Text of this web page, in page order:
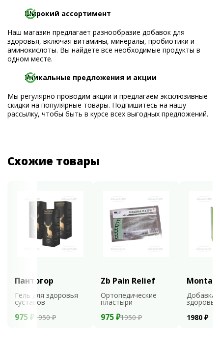
Широкий ассортимент
Наш магазин предлагает разнообразие добавок для
здоровья, включая витамины, минералы, пробиотики и
аминокислоты. Вы найдете все необходимые продукты в
одном месте.
Уникальные предложения и акции
Мы регулярно проводим акции и предлагаем эксклюзивные
скидки на популярные товары. Подпишитесь на нашу
рассылку, чтобы быть в курсе всех выгодных предложений.
Схожие товары
Пантогор
Гель для здоровья
суставов
975 ₽ 1950 ₽
Zb Pain Relief
Ортопедические
пластыри
975 ₽1950 ₽
Добавка
здоровья
1980 ₽